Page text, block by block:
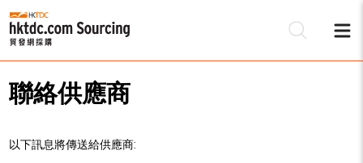
聯絡供應商
以下訊息將傳送給供應商: